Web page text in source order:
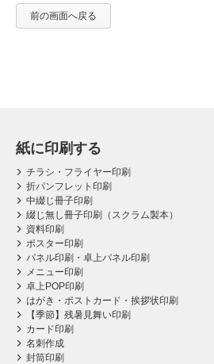
前の画面へ戻る
紙に印刷する
チラシ・フライヤー印刷
折パンフレット印刷
中綴じ冊子印刷
綴じ無し冊子印刷（スクラム製本）
資料印刷
ポスター印刷
パネル印刷・卓上パネル印刷
メニュー印刷
卓上POP印刷
はがき・ポストカード・挨拶状印刷
【季節】残暑見舞い印刷
カード印刷
名刺作成
封筒印刷